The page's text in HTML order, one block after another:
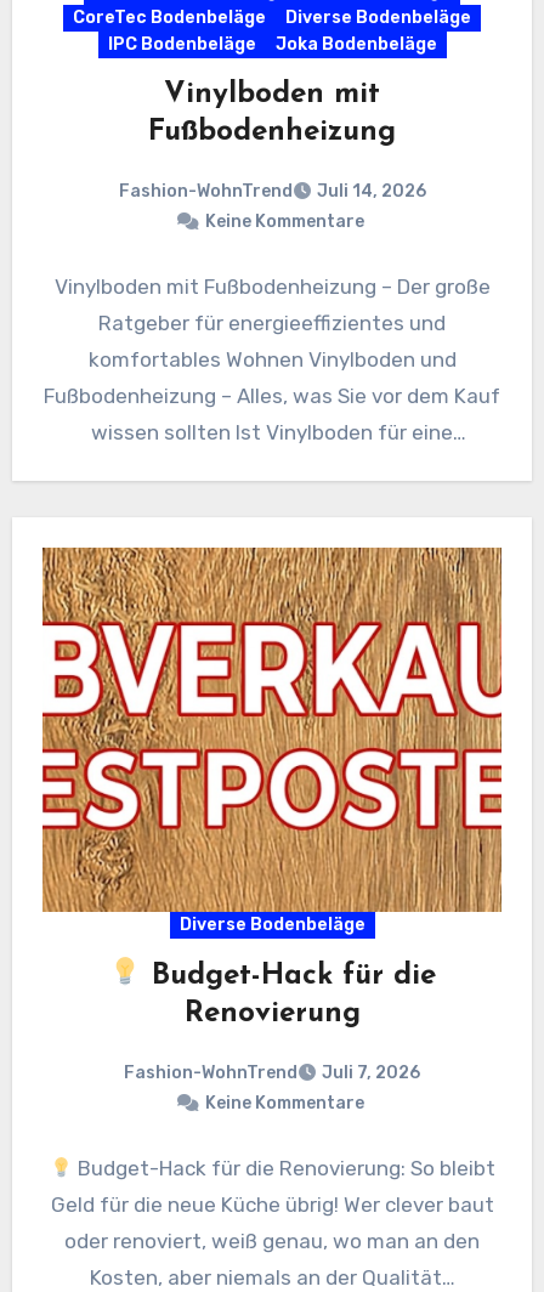
CoreTec Bodenbeläge
Diverse Bodenbeläge
IPC Bodenbeläge
Joka Bodenbeläge
Vinylboden mit
Fußbodenheizung
Fashion-WohnTrend
Juli 14, 2026
Keine Kommentare
Vinylboden mit Fußbodenheizung – Der große
Ratgeber für energieeffizientes und
komfortables Wohnen Vinylboden und
Fußbodenheizung – Alles, was Sie vor dem Kauf
wissen sollten Ist Vinylboden für eine
Diverse Bodenbeläge
Budget-Hack für die
Renovierung
Fashion-WohnTrend
Juli 7, 2026
Keine Kommentare
Budget-Hack für die Renovierung: So bleibt
Geld für die neue Küche übrig! Wer clever baut
oder renoviert, weiß genau, wo man an den
Kosten, aber niemals an der Qualität…